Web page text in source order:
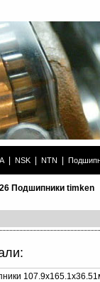
NSK NTN
Подшипники timken